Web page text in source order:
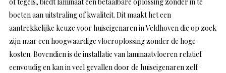
boeten aan uitstraling of kwaliteit. Dit maakt het een
aantrekkelijke keuze voor huiseigenaren in Veldhoven die op zoek
zijn naar een hoogwaardige vloeroplossing zonder de hoge
kosten. Bovendien is de installatie van laminaatvloeren relatief
eenvoudig en kan in veel gevallen door de huiseigenaren zelf